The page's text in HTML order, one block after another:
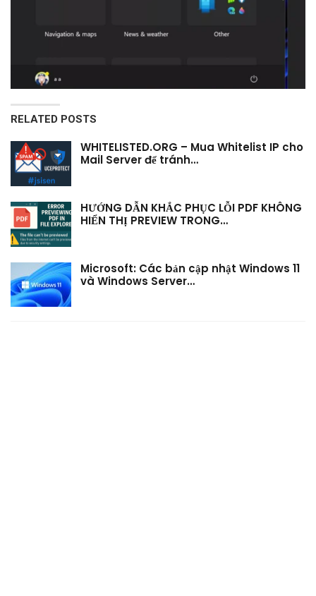
RELATED POSTS
WHITELISTED.ORG – Mua Whitelist IP cho
Mail Server để tránh…
HƯỚNG DẪN KHẮC PHỤC LỖI PDF KHÔNG
HIỂN THỊ PREVIEW TRONG…
Microsoft: Các bản cập nhật Windows 11
và Windows Server…